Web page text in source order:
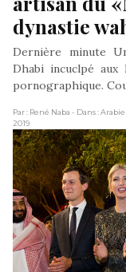
dynastie
Dernière minute
Dhabi incuclpé
pornographique.
Par : René Naba - Dans :
2019